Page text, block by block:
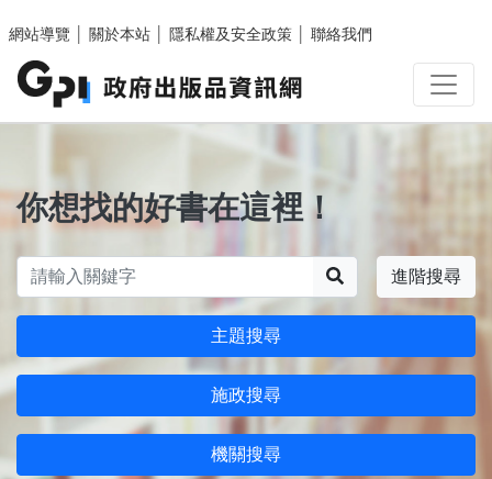
網站導覽
關於本站 隱私權及安全政策 聯絡我們
你想找的好書在這裡！
進階搜尋
主題搜尋
施政搜尋
機關搜尋